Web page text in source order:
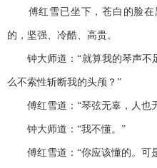
傅红雪已坐下，苍白的脸在
的，坚强、冷酷、高贵。
钟大师道：“就算我的琴声不
么不索性斩断我的头颅？”
傅红雪道：“琴弦无辜，人也
钟大师道：“我不懂。”
傅红雪道：“你应该懂的。可